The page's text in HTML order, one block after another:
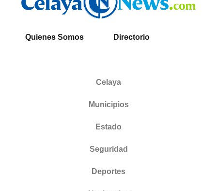
Quienes Somos Directorio
Celaya
Municipios
Estado
Seguridad
Deportes